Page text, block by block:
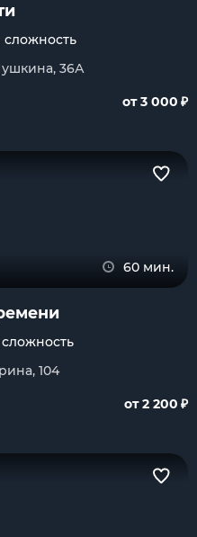
36А
от 3 000 ₽
60 мин.
104
от 2 200 ₽